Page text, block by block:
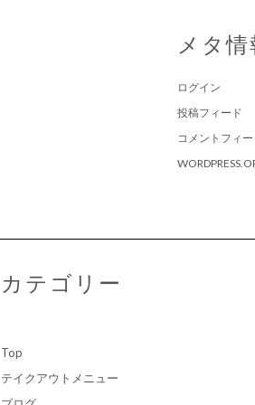
メタ情
ログイン
投稿フィード
コメントフィー
カテゴリー
Top
テイクアウトメニュー